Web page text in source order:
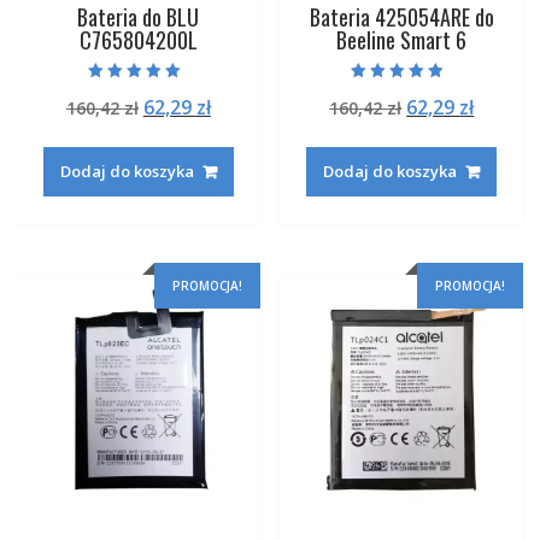
Bateria do BLU
C765804200L
5.00
na 5
160,42zł Pierwotna
wynosiła:
160,42 zł.
62,29 złAktualna
62,29 zł.
Dodaj do koszyka
Bateria 425054ARE do
Beeline Smart 6
5.00
na 5
160,42zł Pierwotna
wynosiła:
160,42 zł.
62,29 zł
62,29
Dodaj do koszyka
PROMOCJA! PROMOCJA!